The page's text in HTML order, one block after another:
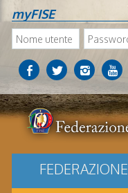
myFISE
FEDERAZIONE